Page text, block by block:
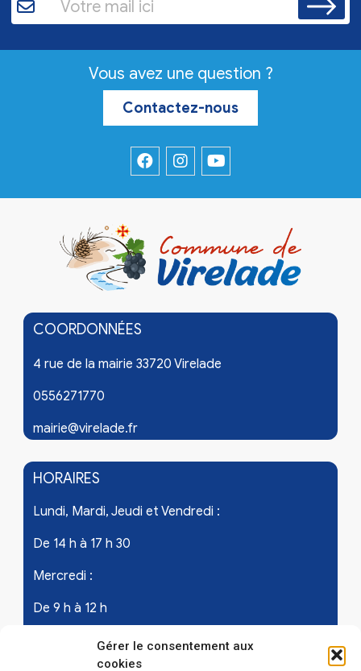
Gérer le consentement aux
cookies
Vous avez une question ?
Contactez-nous
COORDONNÉES
4 rue de la mairie 33720 Virelade
0556271770
mairie@virelade.fr
HORAIRES
Lundi, Mardi, Jeudi et Vendredi :
De 14 h à 17 h 30
Mercredi :
De 9 h à 12 h
Samedi - les 1er et 3ème de chaque mois :